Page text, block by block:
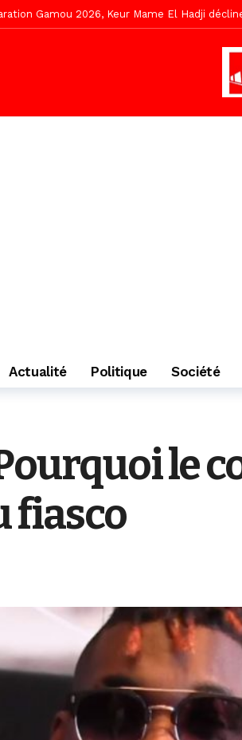
Gamou 2026, Keur Mame El Hadji
la violence numérique, 100 adolescents
d’arrondissement de police inauguré à
de Bamba et Cheikh, le « battré »
Actualité Politique Société
le
fiasco